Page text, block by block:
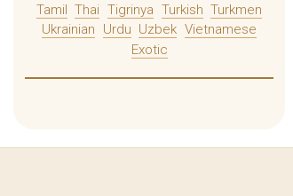
Tamil Thai Tigrinya Turkish Turkmen
Ukrainian
Urdu Uzbek Vietnamese
Exotic